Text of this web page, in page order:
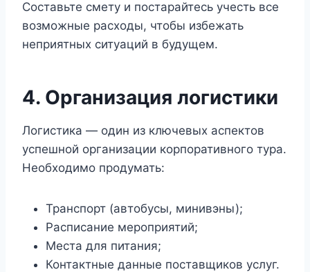
Составьте смету и постарайтесь учесть все
возможные расходы, чтобы избежать
неприятных ситуаций в будущем.
4. Организация логистики
Логистика — один из ключевых аспектов
успешной организации корпоративного тура.
Необходимо продумать:
Транспорт (автобусы, минивэны);
Расписание мероприятий;
Места для питания;
Контактные данные поставщиков услуг.